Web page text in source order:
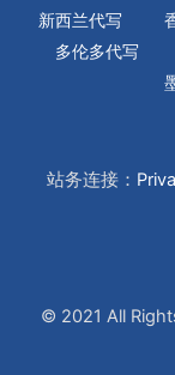
新西兰代写
多伦多代写
© 2021 All
站务连接：